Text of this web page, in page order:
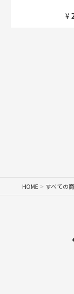
¥
HOME すべての